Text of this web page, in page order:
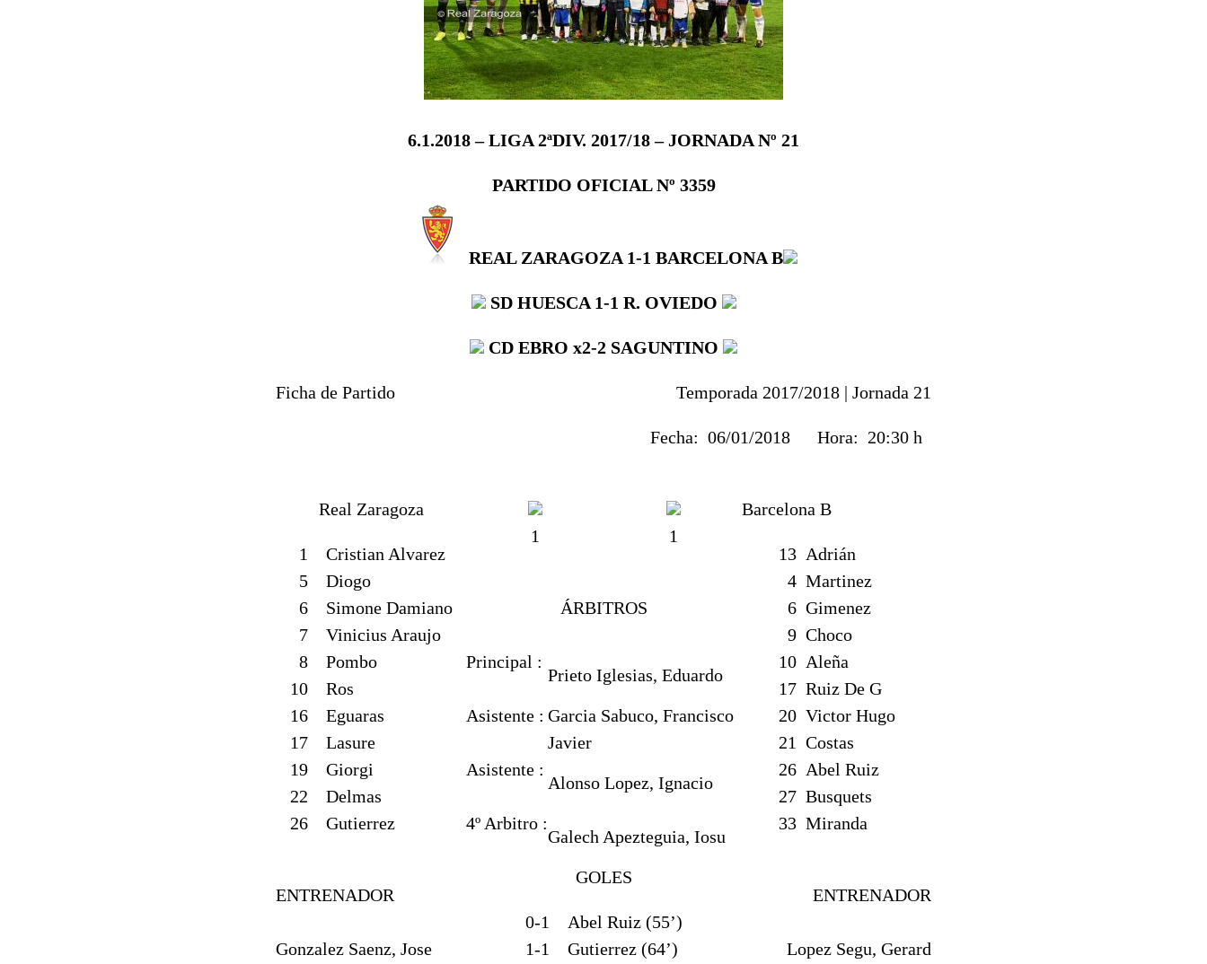
6.1.2018 – LIGA 2ªDIV. 2017/18 – JORNADA Nº 21
PARTIDO OFICIAL Nº 3359
REAL ZARAGOZA 1-1 BARCELONA B
SD HUESCA1-1 R. OVIEDO
CD EBRO x2-2 SAGUNTINO
Ficha de Partido Temporada 2017/2018 | Jornada 21
Fecha: 06/01/2018 Hora: 20:30 h
Real Zaragoza
1
Cristian Alvarez
5
Diogo
6
Simone Damiano
7
Vinicius Araujo
8
Pombo
10
Ros
16
Eguaras
17
Lasure
19
Giorgi
22
Delmas
26
Gutierrez
1 1
ÁRBITROS
Principal :
Prieto Iglesias, Eduardo
Asistente : Garcia Sabuco, Francisco
Javier
Asistente :
Alonso Lopez, Ignacio
4º Arbitro :
Galech Apezteguia, Iosu
Barcelona B
13 Adrián
4 Martinez
6 Gimenez
9 Choco
10 Aleña
17 Ruiz De G
20 Victor Hugo
21 Costas
26 Abel Ruiz
27 Busquets
33 Miranda
ENTRENADOR
Gonzalez Saenz, Jose
GOLES
0-1
Abel Ruiz (55’)
1-1
Gutierrez (64’)
ENTRENADOR
Lopez Segu, Gerard